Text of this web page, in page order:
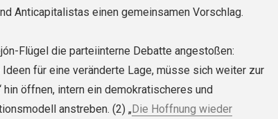
Anticapitalistas einen gemeinsamen Vorschlag.
Flügel die parteiinterne Debatte angestoßen:
für eine veränderte Lage, müsse sich weiter zur
hin öffnen, intern ein demokratischeres und
anstreben. (2) „Die Hoffnung wieder